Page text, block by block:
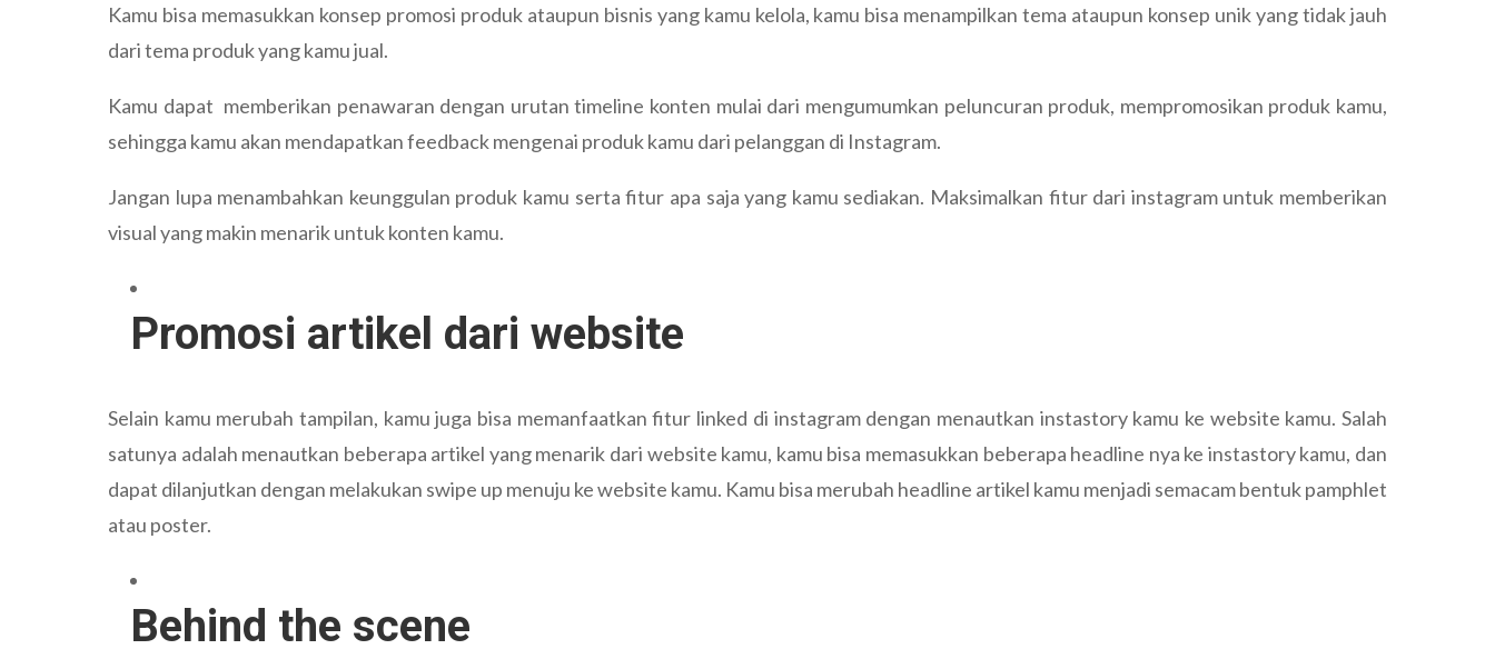
Kamu bisa memasukkan konsep promosi produk ataupun bisnis yang kamu kelola, kamu bisa menampilkan tema ataupun konsep unik yang tidak jauh
dari tema produk yang kamu jual.
Kamu dapat memberikan penawaran dengan urutan timeline konten mulai dari mengumumkan peluncuran produk, mempromosikan produk kamu,
sehingga kamu akan mendapatkan feedback mengenai produk kamu dari pelanggan di Instagram.
Jangan lupa menambahkan keunggulan produk kamu serta fitur apa saja yang kamu sediakan. Maksimalkan fitur dari instagram untuk memberikan
visual yang makin menarik untuk konten kamu.
Promosi artikel dari website
Selain kamu merubah tampilan, kamu juga bisa memanfaatkan fitur linked di instagram dengan menautkan instastory kamu ke website kamu. Salah
satunya adalah menautkan beberapa artikel yang menarik dari website kamu, kamu bisa memasukkan beberapa headline nya ke instastory kamu, dan
dapat dilanjutkan dengan melakukan swipe up menuju ke website kamu. Kamu bisa merubah headline artikel kamu menjadi semacam bentuk pamphlet
atau poster.
Behind the scene